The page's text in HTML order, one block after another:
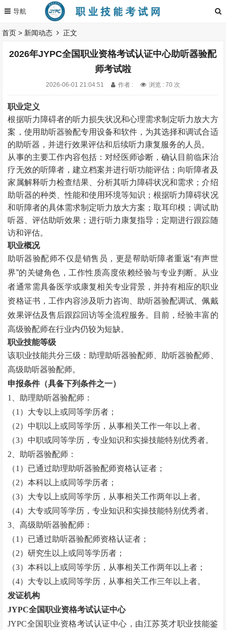
首页 > 新闻动态 正文
2026年JYPC全国职业资格考试认证中心助听器验配
师考试啦
2026-06-01 21:04:51 作者 : 浏览 : 70 次
职业定义
根据听力障碍者的听力损失状况和心理需求制定听力放大方
案，使用助听器验配专用设备和软件，为其选择和调试合适
的助听器，并进行效果评估和后续听力康复服务的人员。
从事的主要工作内容包括：对经医师诊断，确认目前临床治
疗无效的听障者，建立档案并进行听功能评估；向听障者及
家属解释听力检查结果、分析其听力障碍状况和需求；介绍
助听器的种类、性能和使用环境等知识；根据听力障碍状况
和听障者的具体需求制定听力放大方案；取耳印模；调试助
听器、评估助听效果；进行听力康复指导；定期进行跟踪随
访和评估。
职业概况
助听器验配师不仅是销售员，更是帮助听障者重返“有声世
界”的关键角色，工作性质高度依赖经验与专业判断。从业
者通常需具备医学或康复相关专业背景，并持有相应的职业
资格证书，工作内容涉及听力咨询、助听器验配调试、佩戴
效果评估及售后跟踪回访等全流程服务。目前，经验丰富的
高级验配师在行业内仍较为短缺。
职业技能等级
该职业技能共分三级：助理助听器验配师、助听器验配师、
高级助听器验配师。
申报条件（具备下列条件之一）
1
、助理助听器验配师：
（1 ）大专以上或同等学历者；
（2）中职以上或同等学历，从事相关工作一年以上者。
（3）中职或同等学历，专业知识和实操技能特别优秀者。
2 、助听器验配师：
（1 ）已通过助理助听器验配师资格认证者；
（2）本科以上或同等学历者；
（3）大专以上或同等学历，从事相关工作两年以上者。
（4）大专或同等学历，专业知识和实操技能特别优秀者。
3 、高级助听器验配师：
（1 ）已通过助听器验配师资格认证者；
（2）研究生以上或同等学历者；
（3）本科以上或同等学历，从事相关工作两年以上者；
（4）大专以上或同等学历，从事相关工作三年以上者。
发证机构
JYPC全国职业资格考试认证中心
JYPC全国职业资格考试认证中心，由江苏英才职业技能鉴